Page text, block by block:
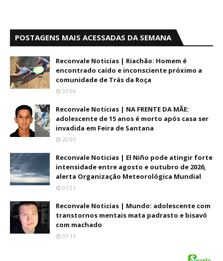
POSTAGENS MAIS ACESSADAS DA SEMANA
Reconvale Noticias | Riachão: Homem é
encontrado caído e inconsciente próximo a
comunidade de Trás da Roça
07:06
Reconvale Noticias | NA FRENTE DA MÃE:
adolescente de 15 anos é morto após casa ser
invadida em Feira de Santana
20:05
Reconvale Noticias | El Niño pode atingir forte
intensidade entre agosto e outubro de 2026,
alerta Organização Meteorológica Mundial
07:21
Reconvale Noticias | Mundo: adolescente com
transtornos mentais mata padrasto e bisavó
com machado
07:15